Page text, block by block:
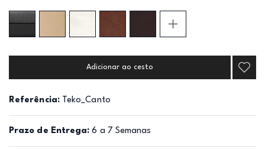
Adicionar ao cesto
Referência: Teko_Canto
Prazo de Entrega: 6 a 7 Semanas